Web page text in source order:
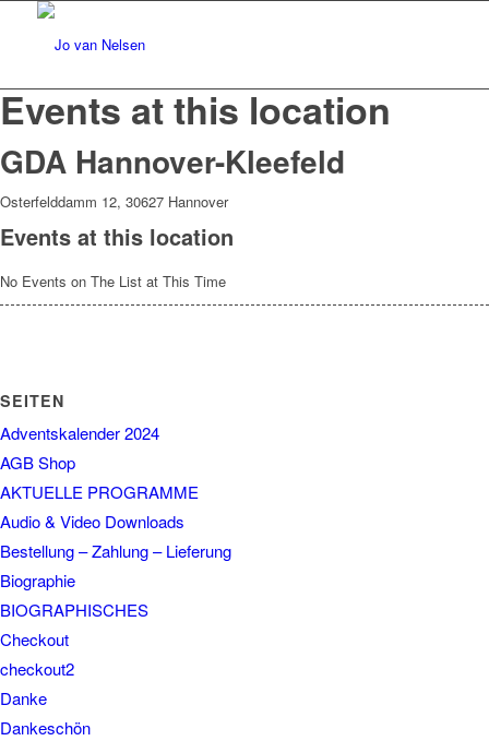
Events at this location
GDA Hannover-Kleefeld
Osterfelddamm 12, 30627 Hannover
Events at this location
No Events on The List at This Time
SEITEN
Adventskalender 2024
AGB Shop
AKTUELLE PROGRAMME
Audio & Video Downloads
Bestellung – Zahlung – Lieferung
Biographie
BIOGRAPHISCHES
Checkout
checkout2
Danke
Dankeschön